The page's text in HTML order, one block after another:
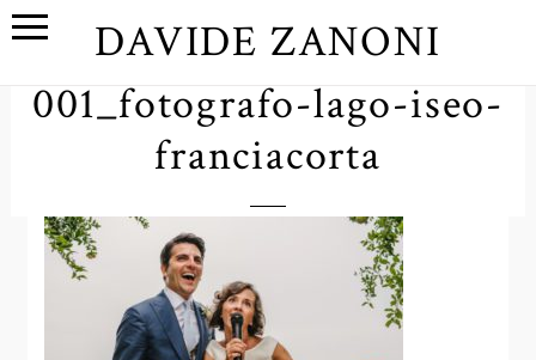
DAVIDE ZANONI
001_fotografo-lago-iseo-
franciacorta